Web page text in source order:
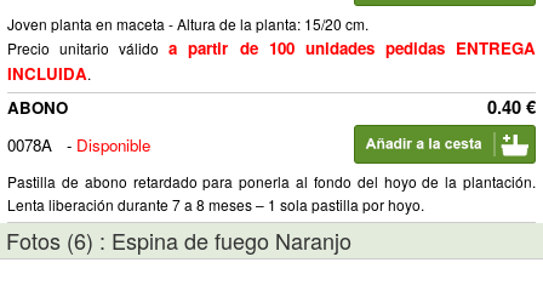
Joven planta en maceta - Altura de la planta: 15/20 cm.
Precio unitario válidoa partir de 100 unidades pedidas ENTREGA
INCLUIDA.
0.40 €
ABONO
0078A
- Disponible
Pastilla de abono retardado para ponerla al fondo del hoyo de la plantación.
Lenta liberación durante 7 a 8 meses – 1 sola pastilla por hoyo.
Fotos (6) : Espina de fuego Naranjo